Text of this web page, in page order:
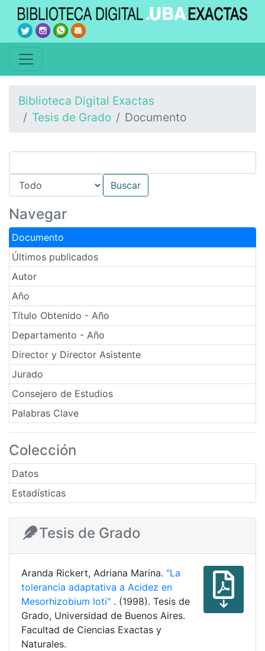
Biblioteca Digital Exactas
Tesis de Grado
Documento
Navegar
Documento
Últimos publicados
Autor
Año
Título Obtenido - Año
Departamento - Año
Director y Director Asistente
Jurado
Consejero de Estudios
Palabras Clave
Colección
Datos
Estadísticas
Tesis de Grado
Aranda Rickert, Adriana Marina. "La
tolerancia adaptativa a Acidez en
Mesorhizobium loti" . (1998). Tesis de
Grado, Universidad de Buenos Aires.
Facultad de Ciencias Exactas y
Naturales.